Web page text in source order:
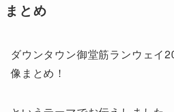
まとめ
ダウンタウン御堂筋ランウェイ
像まとめ！